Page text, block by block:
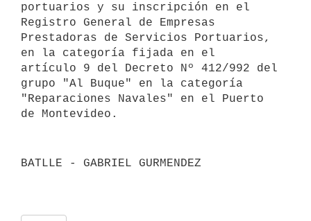
portuarios y su inscripción en el
Registro General de Empresas
Prestadoras de Servicios Portuarios,
en la categoría fijada en el
artículo 9 del Decreto Nº 412/992 del
grupo "Al Buque" en la categoría
"Reparaciones Navales" en el Puerto
BATLLE - GABRIEL GURMENDEZ